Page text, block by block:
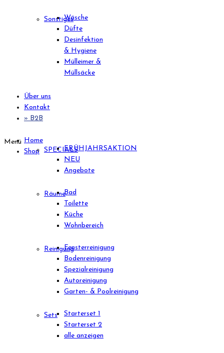
SonstigesWäsche
Düfte
Desinfektion
& Hygiene
Mülleimer &
Müllsäcke
Über uns
Kontakt
» B2B
Menü Home
Shop SPECIALSFRÜHJAHRSAKTION
NEU
Angebote
RäumeBad
Toilette
Küche
Wohnbereich
ReinigungFensterreinigung
Bodenreinigung
Spezialreinigung
Autoreinigung
Garten- & Poolreinigung
Sets
Starterset 1
Starterset 2
alle anzeigen